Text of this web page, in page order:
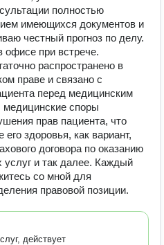
полностью
имеющихся документов и
честный прогноз по делу.
офисе при встрече.
распространено в
праве и связано с
перед медицинским
споры
прав пациента, что
здоровья, как вариант,
договора по оказанию
услуг и так далее. Каждый
со мной для
правовой позиции.
действует